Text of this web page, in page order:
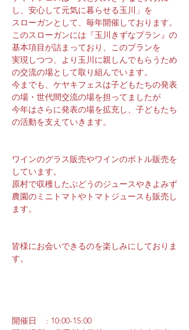
し、安心して元気に暮らせる玉川」を
スローガンとして、毎年開催しております。
このスローガンには『玉川きずなプラン』の
基本項目が詰まっており、このプランを
実現しつつ、より玉川に親しんでもらうため
の交流の場として取り組んでいます。
今までも、ケヤキフェスは子どもたちの発表
の場・世代間交流の場を担ってましたが
今年はさらに発表の場を拡充し、子どもたち
の活動を支えていきます。
ワインのグラス販売やワインのボトル販売を
しています。
原村で収穫したぶどうのジュースやきよみず
農園のミニトマトやトマトジュースも販売し
ます。
皆様にお会いできるのを楽しみにしておりま
す。
開催日    : 10:00-15:00